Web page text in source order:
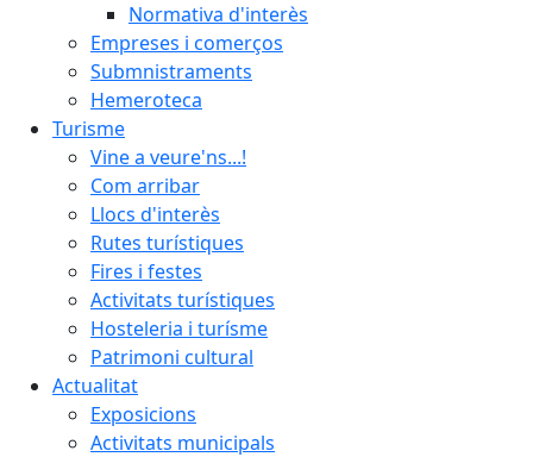
Normativa d'interès
Empreses i comerços
Submnistraments
Hemeroteca
Turisme
Vine a veure'ns...!
Com arribar
Llocs d'interès
Rutes turístiques
Fires i festes
Activitats turístiques
Hosteleria i turísme
Patrimoni cultural
Actualitat
Exposicions
Activitats municipals